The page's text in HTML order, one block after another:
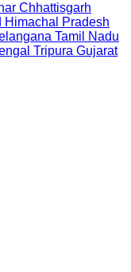
Chhattisgarh
Himachal Pradesh
Tamil Nadu
Tripura Gujarat